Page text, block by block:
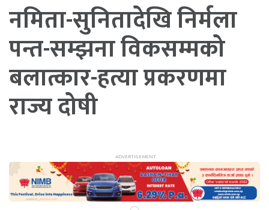
नमिता-सुनितादेखि निर्मला
पन्त-सम्झना विकसम्मको
बलात्कार-हत्या प्रकरणमा
राज्य दोषी